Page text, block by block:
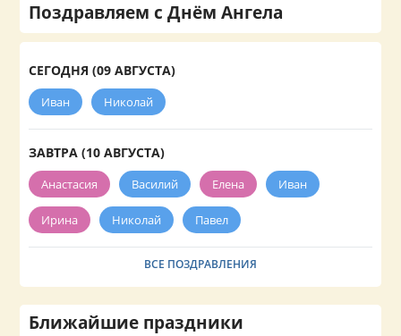
Поздравляем с Днём Ангела
СЕГОДНЯ (09 АВГУСТА)
Иван Николай
ЗАВТРА (10 АВГУСТА)
Анастасия Василий Елена Иван
Ирина Николай Павел
ВСЕ ПОЗДРАВЛЕНИЯ
Ближайшие праздники